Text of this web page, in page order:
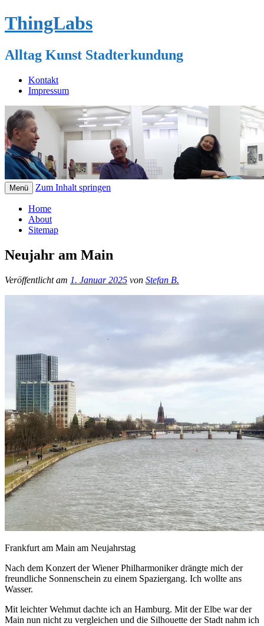
ThingLabs
Alltag Kunst Stadterkundung
Kontakt
Impressum
Menü Zum Inhalt springen
Home
About
Sitemap
Neujahr am Main
Veröffentlicht am 1. Januar 2025 von Stefan B.
Frankfurt am Main am Neujahrstag
Nach dem Konzert der Wiener Philharmoniker drängte mich der
freundliche Sonnenschein zu einem Spaziergang. Ich wollte ans
Wasser.
Mit leichter Wehmut dachte ich an Hamburg. Mit der Elbe war der
Main nun nicht zu vergleichen und die Silhouette der Stadt nahm ich